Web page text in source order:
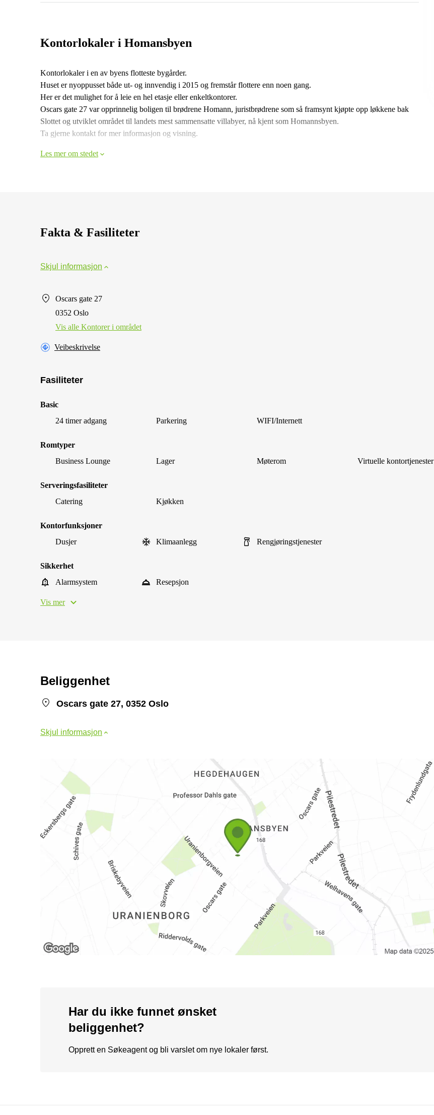
Kontorlokaler i Homansbyen
Kontorlokaler i en av byens flotteste bygårder.
Huset er nyoppusset både ut- og innvendig i 2015 og fremstår flottere enn noen gang.
Her er det mulighet for å leie en hel etasje eller enkeltkontorer.
Oscars gate 27 var opprinnelig boligen til brødrene Homann, juristbrødrene som så framsynt kjøpte opp løkkene bak
Slottet og utviklet området til landets mest sammensatte villabyer, nå kjent som Homannsbyen.
Ta gjerne kontakt for mer informasjon og visning.
Les mer om stedet
Fakta & Fasiliteter
Skjul informasjon
Oscars gate 27
0352 Oslo
Vis alle Kontorer i området
Veibeskrivelse
Fasiliteter
Basic
24 timer adgang
Parkering WIFI/Internett
Romtyper
Business Lounge
Lager Møterom Virtuelle kontortjenester
Serveringsfasiliteter
Catering
Kjøkken
Kontorfunksjoner
Dusjer
Klimaanlegg Rengjøringstjenester
Sikkerhet
Alarmsystem
Resepsjon
Vis mer
Beliggenhet
Oscars gate 27, 0352 Oslo
Skjul informasjon
Har du ikke funnet ønsket
beliggenhet?
Opprett en Søkeagent og bli varslet om nye lokaler først.